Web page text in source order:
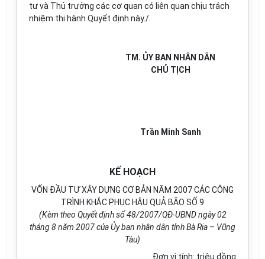
tư và Thủ trưởng các cơ quan có liên quan chịu trách
nhiệm thi hành Quyết định này./.
TM. ỦY BAN NHÂN DÂN
CHỦ TỊCH
Trần Minh Sanh
KẾ HOẠCH
VỐN ĐẦU TƯ XÂY DỰNG CƠ BẢN NĂM 2007 CÁC CÔNG
TRÌNH KHẮC PHỤC HẬU QUẢ BÃO SỐ 9
(Kèm theo Quyết định số 48/2007/QĐ-UBND ngày 02
tháng 8 năm 2007 của Ủy ban nhân dân tỉnh Bà Rịa – Vũng
Tàu)
Đơn vị tính: triệu đồng